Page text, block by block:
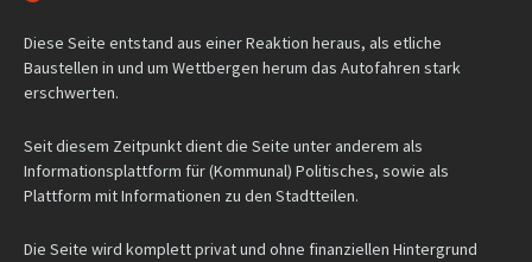
Diese Seite entstand aus einer Reaktion heraus, als etliche
Baustellen in und um Wettbergen herum das Autofahren stark
erschwerten.
Seit diesem Zeitpunkt dient die Seite unter anderem als
Informationsplattform für (Kommunal) Politisches, sowie als
Plattform mit Informationen zu den Stadtteilen.
Die Seite wird komplett privat und ohne finanziellen Hintergrund